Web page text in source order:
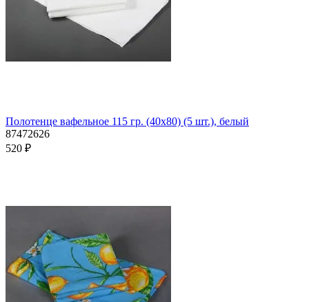
Полотенце вафельное 115 гр. (40х80) (5 шт.), белый
87472626
520 ₽